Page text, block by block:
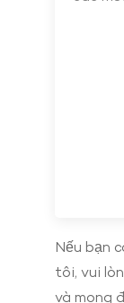
Nếu bạn
tôi, vui
và mong